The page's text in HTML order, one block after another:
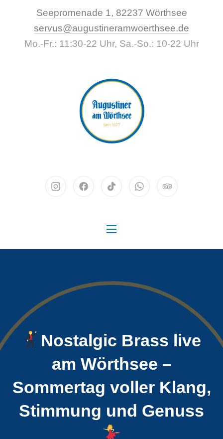
Seepromenade 1, 82237 WörthseeNew
servus@augustineramwoerthsee.de
Mo.-Fr.: 11:30-22 Uhr, Sa.-So.: 10-22 Uhr
Neues Fenster
Neues Fenster
Neues Fenster
Neues Fenster
Neues
NAVIGATION
Nostalgic Brass live
am Wörthsee –
Sommertag voller Klang,
Stimmung und Genuss